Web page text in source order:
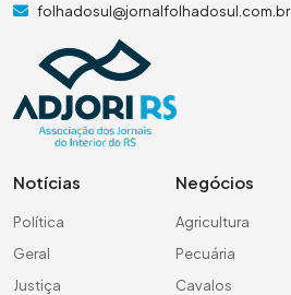
folhadosul@jornalfolhadosul.com.br
Notícias
Política
Geral
Justiça
Negócios
Agricultura
Pecuária
Cavalos